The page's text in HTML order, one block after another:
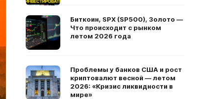
Биткоин, SPX (SP500), Золото —
Что происходит с рынком
летом 2026 года
Проблемы у банков США и рост
криптовалют весной — летом
2026: «Кризис ликвидности в
мире»